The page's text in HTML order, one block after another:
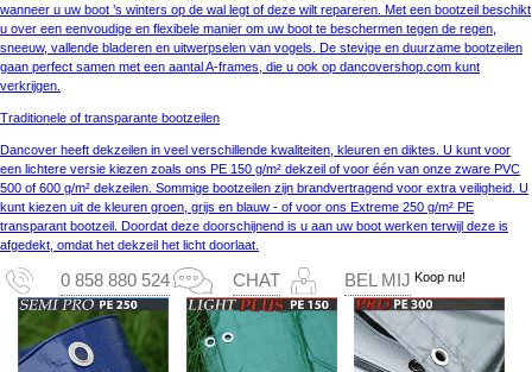
wanneer u uw boot ’s winters op de wal legt of deze wilt repareren. Met een bootzeil beschikt
u over een eenvoudige en flexibele manier om uw boot te beschermen tegen de regen,
sneeuw, vallende bladeren en uitwerpselen van vogels. De stevige en duurzame bootzeilen
gaan perfect samen met een aantal A-frames, die u ook op dancovershop.com kunt
verkrijgen.
Traditionele of transparante bootzeilen
Dancover heeft dekzeilen in veel verschillende kwaliteiten, kleuren en diktes. U kunt voor
een lichtere versie kiezen zoals ons PE 150 g/m² dekzeil of voor één van onze zware PVC
500 of 600 g/m² dekzeilen. Sommige bootzeilen zijn brandvertragend voor extra veiligheid. U
kunt kiezen uit de kleuren groen, grijs en blauw - of voor ons Extreme 250 g/m² PE
transparant bootzeil. Doordat deze doorschijnend is u aan uw boot werken terwijl deze is
afgedekt, omdat het dekzeil het licht doorlaat.
0 858 880 524 CHAT BEL MIJ Koop nu!